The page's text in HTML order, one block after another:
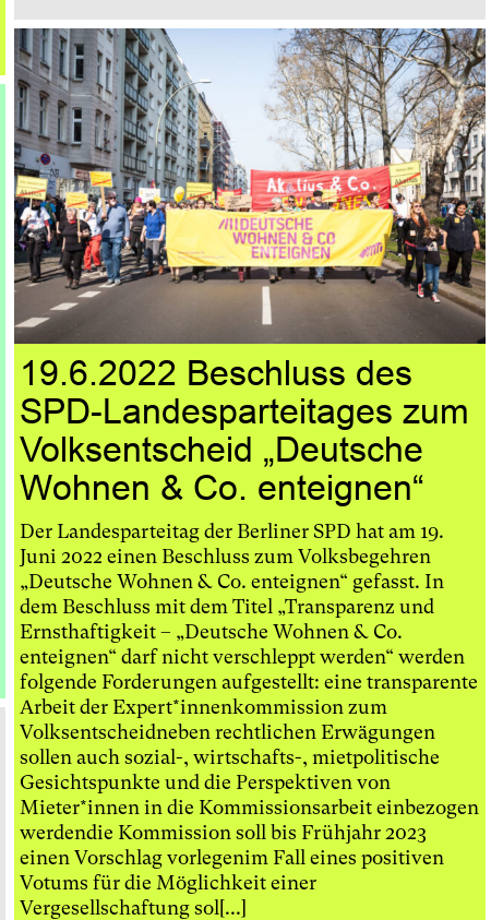
19.6.2022 Beschluss des
SPD-Landesparteitages zum
Volksentscheid „Deutsche
Wohnen & Co. enteignen“
Der Landesparteitag der Berliner SPD hat am 19.
Juni 2022 einen Beschluss zum Volksbegehren
„Deutsche Wohnen & Co. enteignen“ gefasst. In
dem Beschluss mit dem Titel „Transparenz und
Ernsthaftigkeit – „Deutsche Wohnen & Co.
enteignen“ darf nicht verschleppt werden“ werden
folgende Forderungen aufgestellt: eine transparente
Arbeit der Expert*innenkommission zum
Volksentscheidneben rechtlichen Erwägungen
sollen auch sozial-, wirtschafts-, mietpolitische
Gesichtspunkte und die Perspektiven von
Mieter*innen in die Kommissionsarbeit einbezogen
werdendie Kommission soll bis Frühjahr 2023
einen Vorschlag vorlegenim Fall eines positiven
Votums für die Möglichkeit einer
Vergesellschaftung sol[...]